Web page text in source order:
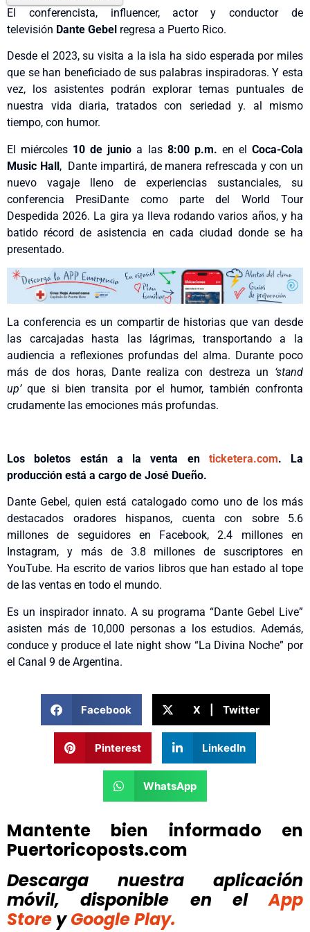
El conferencista, influencer, actor y conductor de
televisión Dante Gebel regresa a Puerto Rico.
Desde el 2023, su visita a la isla ha sido esperada por miles
que se han beneficiado de sus palabras inspiradoras. Y esta
vez, los asistentes podrán explorar temas puntuales de
nuestra vida diaria, tratados con seriedad y. al mismo
tiempo, con humor.
El miércoles 10 de junio a las 8:00 p.m. en elCoca-Cola
Music Hall, Dante impartirá, de manera refrescada y con un
nuevo vagaje lleno de experiencias sustanciales, su
conferencia PresiDante como parte del World Tour
Despedida 2026. La gira ya lleva rodando varios años, y ha
batido récord de asistencia en cada ciudad donde se ha
presentado.
La conferencia es un compartir de historias que van desde
las carcajadas hasta las lágrimas, transportando a la
audiencia a reflexiones profundas del alma. Durante poco
más de dos horas, Dante realiza con destreza un ‘stand
up’que si bien transita por el humor, también confronta
crudamente las emociones más profundas.
Los boletos están a la venta en ticketera.com. La
producción está a cargo de José Dueño.
Dante Gebel, quien está catalogado como uno de los más
destacados oradores hispanos, cuenta con sobre 5.6
millones de seguidores en Facebook, 2.4 millones en
Instagram, y más de 3.8 millones de suscriptores en
YouTube. Ha escrito de varios libros que han estado al tope
de las ventas en todo el mundo.
Es un inspirador innato. A su programa “Dante Gebel Live”
asisten más de 10,000 personas a los estudios. Además,
conduce y produce el late night show “La Divina Noche” por
el Canal 9 de Argentina.
Facebook X | Twitter
Pinterest LinkedIn
WhatsApp
Mantente bien informado en
Puertoricoposts.com
Descarga nuestra aplicación
móvil, disponible
en el
App
Store y Google Play.